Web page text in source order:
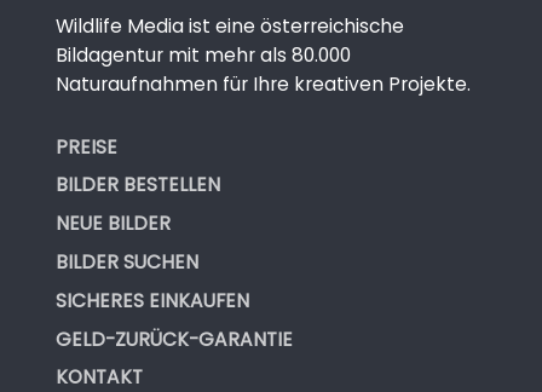
Wildlife Media ist eine österreichische
Bildagentur mit mehr als 80.000
Naturaufnahmen für Ihre kreativen Projekte.
PREISE
BILDER BESTELLEN
NEUE BILDER
BILDER SUCHEN
SICHERES EINKAUFEN
GELD-ZURÜCK-GARANTIE
KONTAKT